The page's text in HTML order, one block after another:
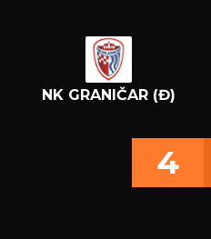
NK GRANIČAR (Đ)
4